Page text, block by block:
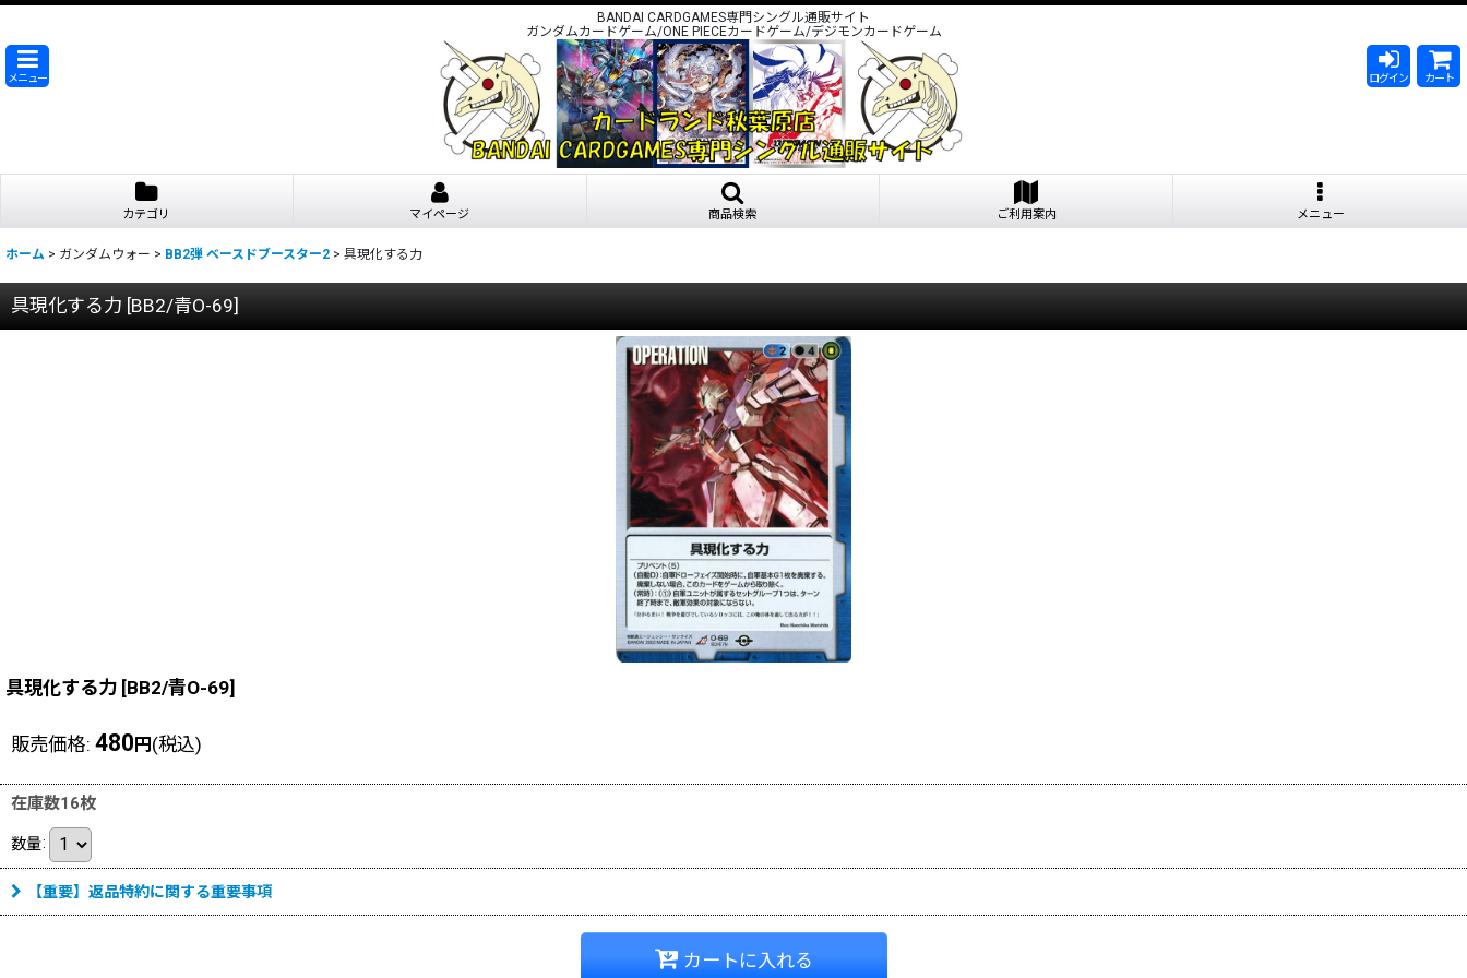
BANDAI CARDGAMES専門シングル通販サイト
ガンダムカードゲーム/ONE PIECEカードゲーム/デジモンカードゲーム
メニュー ログイン カート
カテゴリ マイページ 商品検索 ご利用案内 メニュー
ホーム > ガンダムウォー > BB2弾 ベースドブースター2 > 具現化する力
具現化する力 [BB2/青O-69]
具現化する力 [BB2/青O-69]
販売価格: 480 円 (税込)
在庫数16枚
数量:
【重要】返品特約に関する重要事項
カートに入れる